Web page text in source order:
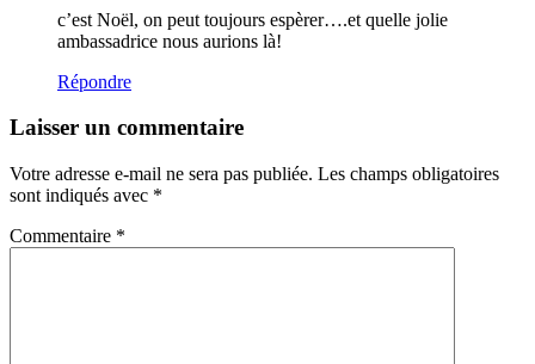
c’est Noël, on peut toujours espèrer….et quelle jolie
ambassadrice nous aurions là!
Répondre
Laisser un commentaire
Votre adresse e-mail ne sera pas publiée. Les champs obligatoires
sont indiqués avec *
Commentaire *